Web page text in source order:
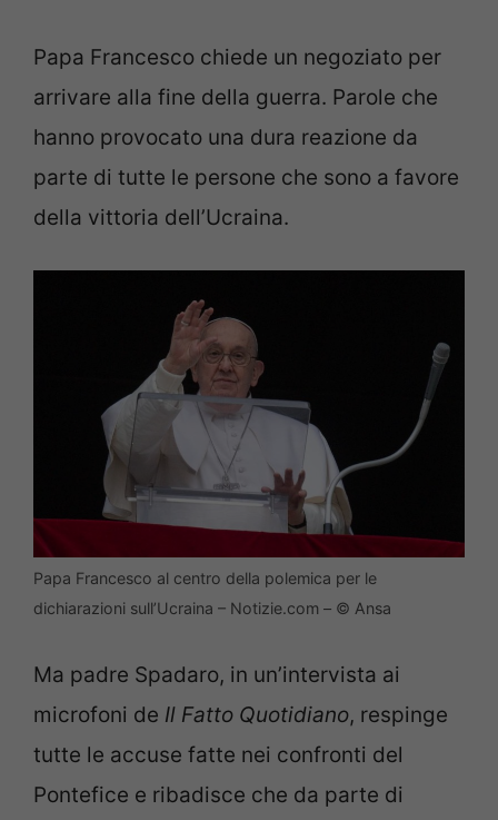
Papa Francesco chiede un negoziato per
arrivare alla fine della guerra. Parole che
hanno provocato una dura reazione da
parte di tutte le persone che sono a favore
della vittoria dell’Ucraina.
Papa Francesco al centro della polemica per le
dichiarazioni sull’Ucraina – Notizie.com – © Ansa
Ma padre Spadaro, in un’intervista ai
microfoni de Il Fatto Quotidiano, respinge
tutte le accuse fatte nei confronti del
Pontefice e ribadisce che da parte di